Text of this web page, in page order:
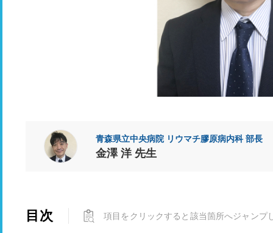
青森県立中央病院 リウマチ膠原病内科 部長
金澤 洋 先生
目次 項目をクリックすると該当箇所へジャンプ